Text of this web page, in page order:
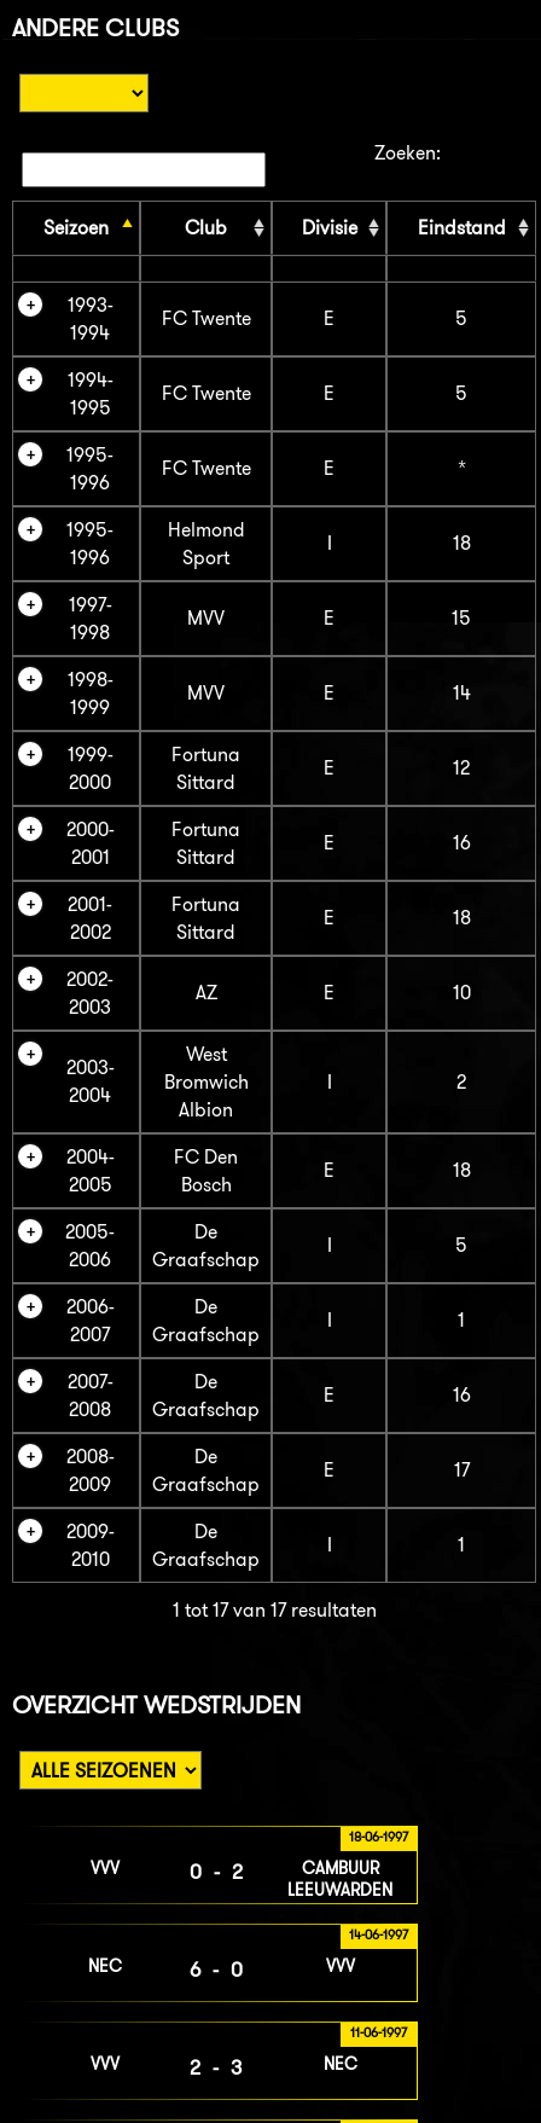
ANDERE CLUBS
Zoeken:
Seizoen Club Divisie Eindstand
1993-
1994
FC Twente E 5
1994-
1995
FC Twente E 5
1995-
1996
FC Twente E *
1995-
1996
Helmond
Sport
I 18
1997-
1998
MVV E 15
1998-
1999
MVV E 14
1999-
2000
Fortuna
Sittard
E 12
2000-
2001
Fortuna
Sittard
E 16
2001-
2002
Fortuna
Sittard
E 18
2002-
2003
AZ E 10
2003-
2004
West
Bromwich
Albion
I 2
2004-
2005
FC Den
Bosch
E 18
2005-
2006
De
Graafschap
I 5
2006-
2007
De
Graafschap
I 1
2007-
2008
De
Graafschap
E 16
2008-
2009
De
Graafschap
E 17
2009-
2010
De
Graafschap
I 1
1 tot 17 van 17 resultaten
OVERZICHT WEDSTRIJDEN
18-06-1997
VVV 0-2
CAMBUUR
LEEUWARDEN
14-06-1997
NEC 6-0 VVV
11-06-1997
VVV 2-3 NEC